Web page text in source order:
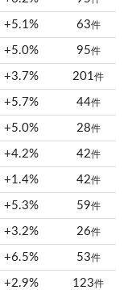
+5.1% 63件
+5.0% 95件
+3.7% 201 件
+5.7% 44件
+5.0% 28件
+4.2% 42件
+1.4% 42件
+5.3% 59件
+3.2% 26件
+6.5% 53件
+2.9% 123件